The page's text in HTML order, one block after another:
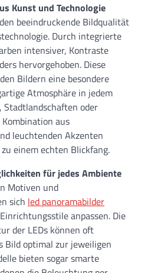
Kunst und Technologie
beeindruckende Bildqualität
Durch integrierte
intensiver, Kontraste
hervorgehoben. Diese
Bildern eine besondere
Atmosphäre in jedem
Stadtlandschaften oder
aus
leuchtenden Akzenten
einem echten Blickfang.
für jedes Ambiente
Motiven und
sich led panoramabilder
anpassen. Die
der LEDs können oft
Bild optimal zur jeweiligen
bieten sogar smarte